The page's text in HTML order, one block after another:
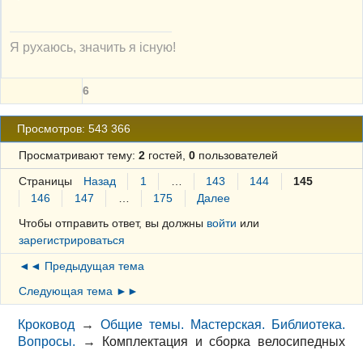
Я рухаюсь, значить я існую!
6
Просмотров: 543 366
Просматривают тему: 2гостей, 0пользователей
Страницы Назад 1 143 144
145
146
147 175
Далее
Чтобы отправить ответ, вы должны войти или
зарегистрироваться
◄◄ Предыдущая тема
Следующая тема ►►
Кроковод →Общие темы. Мастерская. Библиотека.
Вопросы.
→
Комплектация и сборка велосипедных